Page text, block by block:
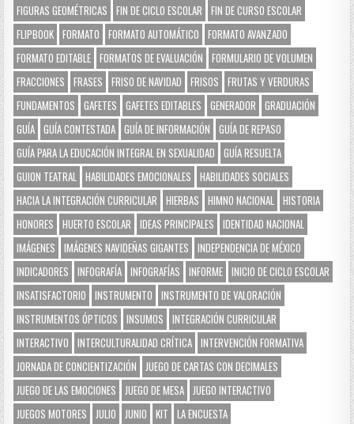
FIGURAS GEOMÉTRICAS
FIN DE CICLO ESCOLAR
FIN DE CURSO ESCOLAR
FLIPBOOK FORMATO FORMATO AUTOMÁTICO
FORMATO AVANZADO
FORMATO EDITABLE FORMATOS DE EVALUACIÓN
FORMULARIO DE VOLUMEN
FRACCIONES
FRASES FRISO DE NAVIDAD FRISOS
FRUTAS Y VERDURAS
FUNDAMENTOS
GAFETES GAFETES EDITABLES GENERADOR
GRADUACIÓN
GUÍA GUÍA CONTESTADA GUÍA DE INFORMACIÓN
GUÍA DE REPASO
GUÍA PARA LA EDUCACIÓN INTEGRAL EN SEXUALIDAD
GUÍA RESUELTA
GUION TEATRAL HABILIDADES EMOCIONALES
HABILIDADES SOCIALES
HACIA LA INTEGRACIÓN CURRICULAR
HIERBAS HIMNO NACIONAL HISTORIA
HONORES
HUERTO ESCOLAR IDEAS PRINCIPALES
IDENTIDAD NACIONAL
IMÁGENES
IMÁGENES NAVIDEÑAS GIGANTES
INDEPENDENCIA DE MÉXICO
INDICADORES
INFOGRAFÍA INFOGRAFÍAS INFORME INICIO DE CICLO ESCOLAR
INSATISFACTORIO
INSTRUMENTO
INSTRUMENTO DE VALORACIÓN
INSTRUMENTOS ÓPTICOS
INSUMOS
INTEGRACIÓN CURRICULAR
INTERACTIVO
INTERCULTURALIDAD CRÍTICA INTERVENCIÓN FORMATIVA
JORNADA DE CONCIENTIZACIÓN
JUEGO DE CARTAS CON DECIMALES
JUEGO DE LAS EMOCIONES
JUEGO DE MESA JUEGO INTERACTIVO
JUEGOS MOTORES
JULIO JUNIO KIT
LA ENCUESTA